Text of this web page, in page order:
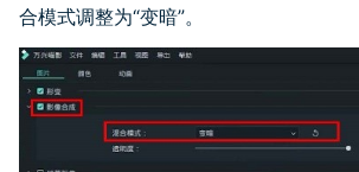
合模式调整为“变暗”。